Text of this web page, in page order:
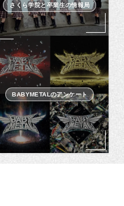
さくら学院と卒業生の情報局
BABYMETALのアンケート